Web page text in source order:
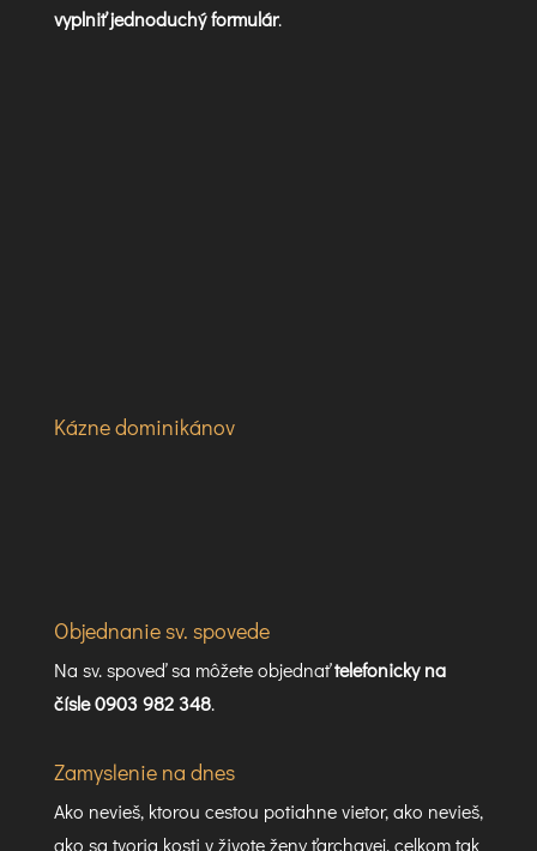
vyplniť jednoduchý formulár.
Kázne dominikánov
Objednanie sv. spovede
Na sv. spoveď sa môžete objednaťtelefonicky na
čísle 0903 982 348.
Zamyslenie na dnes
Ako nevieš, ktorou cestou potiahne vietor, ako nevieš,
ako sa tvoria kosti v živote ženy ťarchavej, celkom tak